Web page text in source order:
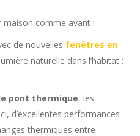
maison comme avant !
de nouvelles fenêtres en
naturelle dans l’habitat :
pont thermique, les
d’excellentes performances
thermiques entre